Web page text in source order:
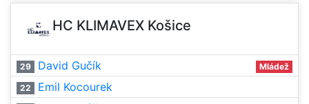
HC KLIMAVEX Košice
29 David Gučík Mládež
22 Emil Kocourek